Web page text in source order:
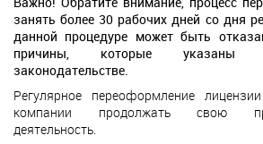
занять более 30 рабочих дней со дня
данной процедуре может быть
причины, которые указаны
законодательстве.
Регулярное переоформление
компании продолжать свою
деятельность.